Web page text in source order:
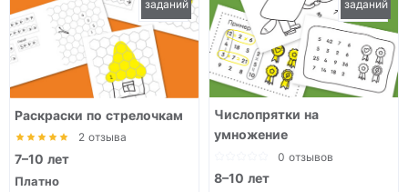
заданий
Раскраски по стрелочкам
2 отзыва
7–10 лет
Платно
заданий
Числопрятки на
умножение
0 отзывов
8–10 лет